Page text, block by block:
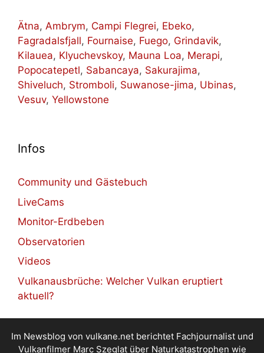
Ätna, Ambrym, Campi Flegrei, Ebeko,
Fagradalsfjall, Fournaise, Fuego, Grindavik,
Kilauea, Klyuchevskoy, Mauna Loa, Merapi,
Popocatepetl, Sabancaya, Sakurajima,
Shiveluch, Stromboli, Suwanose-jima, Ubinas,
Vesuv, Yellowstone
Infos
Community und Gästebuch
LiveCams
Monitor-Erdbeben
Observatorien
Videos
Vulkanausbrüche: Welcher Vulkan eruptiert
aktuell?
Im Newsblog von vulkane.net berichtet Fachjournalist und
Vulkanfilmer Marc Szeglat über Naturkatastrophen wie